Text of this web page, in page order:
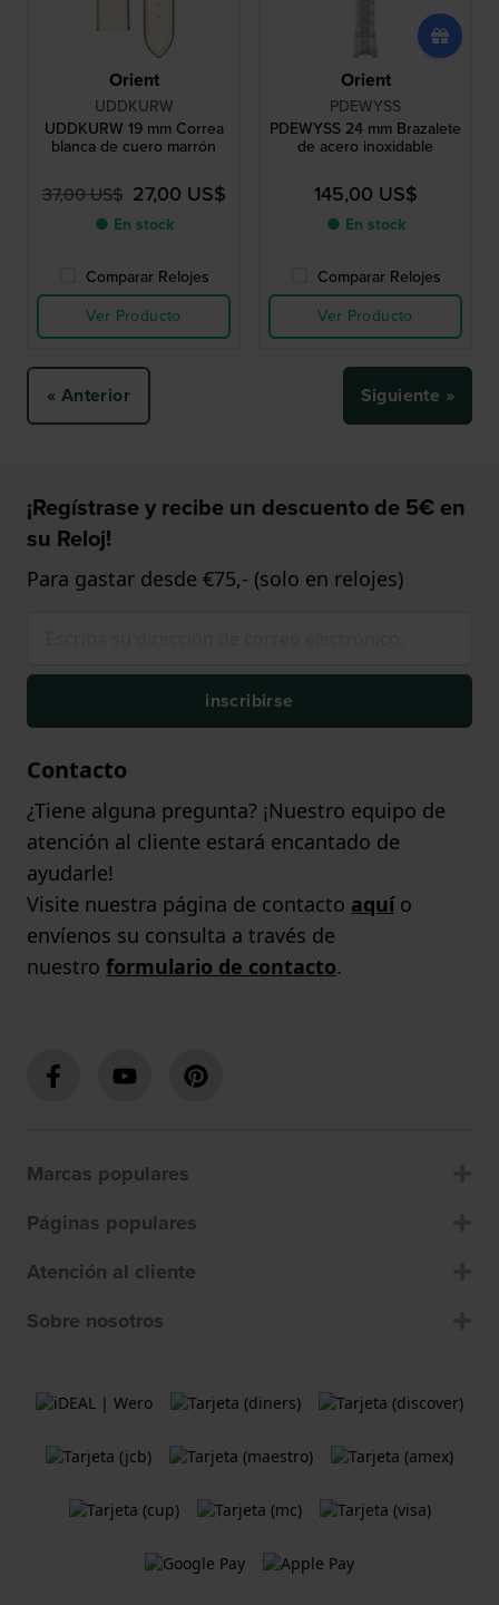
Orient
UDDKURW
UDDKURW 19 mm Correa
blanca de cuero marrón
37,00 US$ 27,00 US$
● En stock
Comparar Relojes
Ver Producto
Orient
PDEWYSS
PDEWYSS 24 mm Brazalete
de acero inoxidable
145,00 US$
● En stock
Comparar Relojes
Ver Producto
« Anterior Siguiente »
¡Regístrase y recibe un descuento de 5€ en
su Reloj!
Para gastar desde €75,- (solo en relojes)
inscribirse
Contacto
¿Tiene alguna pregunta? ¡Nuestro equipo de
atención al cliente estará encantado de
ayudarle!
Visite nuestra página de contacto aquío
envíenos su consulta a través de
nuestro formulario de contacto.
Marcas populares
Páginas populares
Atención al cliente
Sobre nosotros